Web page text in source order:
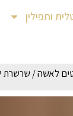
ותפילין
לאשה/ שרשרת